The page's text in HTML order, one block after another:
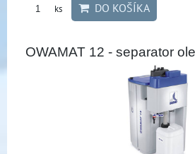
ks DO KOŠÍKA
OWAMAT 12 - separator